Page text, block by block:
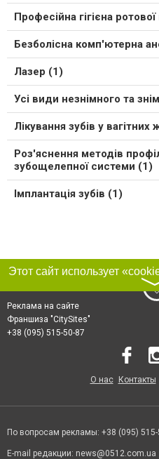
Професійна гігієна
Безболісна комп'ютерна
Лазер (1)
Усі види незнімного та
Лікування зубів у вагітних
Роз'яснення методів
зубощелепної системи (1)
Імплантація зубів (1)
Реклама на сайте
Франшиза "CitySites"
+38 (095) 515-50-87
О нас Контакты
По вопросам рекламы: +38 (095) 515-
E-mail редакции: news@0512.com.ua